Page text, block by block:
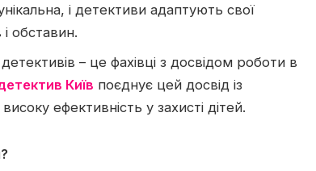
і детективи адаптують свої
обставин.
– це фахівці з досвідом роботи в
Київ поєднує цей досвід із
ефективність у захисті дітей.